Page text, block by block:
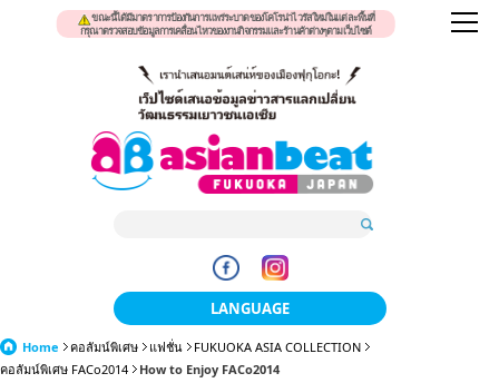
ขณะนี้ได้มีมาตราการป้องกันการแพร่ระบาดของโคโรน่าไวรัสใหม่ในแต่ละพื้นที่
กรุณาตรวจสอบข้อมูลการเคลื่อนไหวของงานกิจกรรมและร้านค้าต่างๆตามเว็บไซต์
LANGUAGE
日本語
Home คอลัมน์พิเศษ แฟชั่น
FUKUOKA ASIA COLLECTION
คอลัมน์พิเศษ FACo2014
How to Enjoy FACo2014